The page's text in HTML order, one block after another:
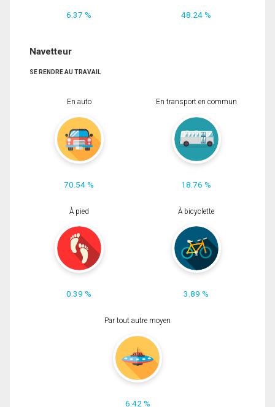
6.37 % 48.24 %
Navetteur
SE RENDRE AU TRAVAIL
En auto
70.54 %
En transport en commun
18.76 %
À pied
0.39 %
À bicyclette
3.89 %
Par tout autre moyen
6.42 %